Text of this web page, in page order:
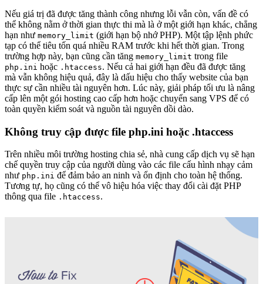
Nếu giá trị đã được tăng thành công nhưng lỗi vẫn còn, vấn đề có
thể không nằm ở thời gian thực thi mà là ở một giới hạn khác, chẳng
hạn như memory_limit (giới hạn bộ nhớ PHP). Một tập lệnh phức
tạp có thể tiêu tốn quá nhiều RAM trước khi hết thời gian. Trong
trường hợp này, bạn cũng cần tăng memory_limit trong file
php.ini hoặc .htaccess. Nếu cả hai giới hạn đều đã được tăng
mà vẫn không hiệu quả, đây là dấu hiệu cho thấy website của bạn
thực sự cần nhiều tài nguyên hơn. Lúc này, giải pháp tối ưu là nâng
cấp lên một gói hosting cao cấp hơn hoặc chuyển sang VPS để có
toàn quyền kiểm soát và nguồn tài nguyên dồi dào.
Không truy cập được file php.ini hoặc .htaccess
Trên nhiều môi trường hosting chia sẻ, nhà cung cấp dịch vụ sẽ hạn
chế quyền truy cập của người dùng vào các file cấu hình nhạy cảm
như php.ini để đảm bảo an ninh và ổn định cho toàn hệ thống.
Tương tự, họ cũng có thể vô hiệu hóa việc thay đổi cài đặt PHP
thông qua file .htaccess.